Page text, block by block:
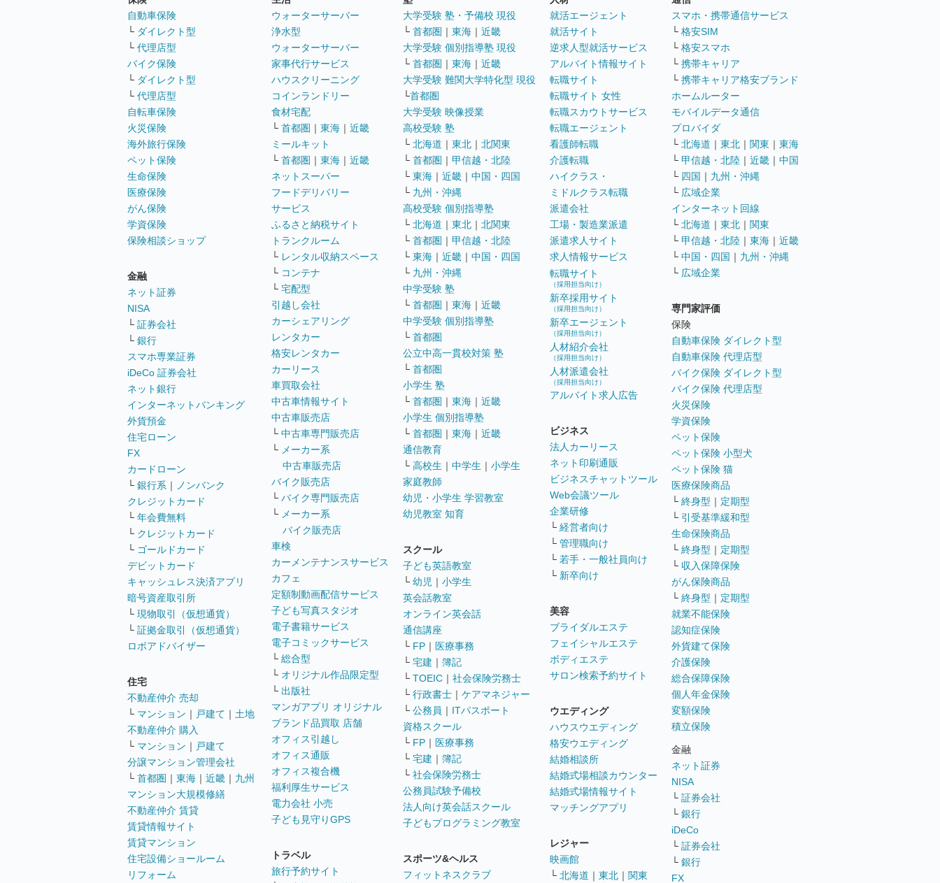
自動車保険
└ ダイレクト型
└ 代理店型
バイク保険
└ ダイレクト型
└ 代理店型
自転車保険
火災保険
海外旅行保険
ペット保険
生命保険
医療保険
がん保険
学資保険
保険相談ショップ
金融
ネット証券
NISA
└ 証券会社
└ 銀行
スマホ専業証券
iDeCo 証券会社
ネット銀行
インターネットバンキング
外貨預金
住宅ローン
FX
カードローン
└ 銀行系 ｜
ノンバンク
クレジットカード
└ 年会費無料
└ クレジットカード
└ ゴールドカード
デビットカード
キャッシュレス決済アプリ
暗号資産取引所
└ 現物取引（仮想通貨）
└ 証拠金取引（仮想通貨）
ロボアドバイザー
住宅
不動産仲介 売却
└ マンション ｜ 戸建て ｜ 土地
不動産仲介 購入
└ マンション ｜ 戸建て
分譲マンション管理会社
└ 首都圏 ｜ 東海 ｜ 近畿 ｜ 九州
マンション大規模修繕
不動産仲介 賃貸
賃貸情報サイト
賃貸マンション
住宅設備ショールーム
リフォーム
ウォーターサーバー
浄水型
ウォーターサーバー
家事代行サービス
ハウスクリーニング
コインランドリー
食材宅配
└ 首都圏 ｜ 東海 ｜ 近畿
ミールキット
└ 首都圏 ｜ 東海 ｜ 近畿
ネットスーパー
フードデリバリー
サービス
ふるさと納税サイト
トランクルーム
└ レンタル収納スペース
└ コンテナ
└ 宅配型
引越し会社
カーシェアリング
レンタカー
格安レンタカー
カーリース
車買取会社
中古車情報サイト
中古車販売店
└ 中古車専門販売店
└ メーカー系
中古車販売店
バイク販売店
└ バイク専門販売店
└ メーカー系
バイク販売店
車検
カーメンテナンスサービス
カフェ
定額制動画配信サービス
子ども写真スタジオ
電子書籍サービス
電子コミックサービス
└ 総合型
└ オリジナル作品限定型
└ 出版社
マンガアプリ オリジナル
ブランド品買取 店舗
オフィス引越し
オフィス通販
オフィス複合機
福利厚生サービス
電力会社 小売
子ども見守りGPS
トラベル
旅行予約サイト
大学受験 塾・予備校 現役
└ 首都圏 ｜ 東海 ｜ 近畿
大学受験 個別指導塾 現役
└ 首都圏 ｜ 東海 ｜ 近畿
大学受験 難関大学特化型 現役
└首都圏
大学受験 映像授業
高校受験 塾
└ 北海道 ｜ 東北 ｜ 北関東
└ 首都圏 ｜ 甲信越・北陸
└ 東海 ｜ 近畿 ｜ 中国・四国
└ 九州・沖縄
高校受験 個別指導塾
└ 北海道 ｜ 東北 ｜ 北関東
└ 首都圏 ｜ 甲信越・北陸
└ 東海 ｜ 近畿 ｜ 中国・四国
└ 九州・沖縄
中学受験 塾
└ 首都圏 ｜ 東海 ｜ 近畿
中学受験 個別指導塾
└ 首都圏
公立中高一貫校対策 塾
└ 首都圏
小学生 塾
└ 首都圏 ｜ 東海 ｜ 近畿
小学生 個別指導塾
└ 首都圏 ｜ 東海 ｜ 近畿
通信教育
└ 高校生 ｜ 中学生 ｜ 小学生
家庭教師
幼児・小学生 学習教室
幼児教室 知育
スクール
子ども英語教室
└ 幼児 ｜ 小学生
英会話教室
オンライン英会話
通信講座
└ FP ｜ 医療事務
└ 宅建 ｜ 簿記
└ TOEIC ｜ 社会保険労務士
└ 行政書士 ｜ ケアマネジャー
└ 公務員 ｜ ITパスポート
資格スクール
└ FP ｜ 医療事務
└ 宅建 ｜ 簿記
└ 社会保険労務士
公務員試験予備校
法人向け英会話スクール
子どもプログラミング教室
スポーツ&ヘルス
フィットネスクラブ
就活エージェント
就活サイト
逆求人型就活サービス
アルバイト情報サイト
転職サイト
転職サイト 女性
転職スカウトサービス
転職エージェント
看護師転職
介護転職
ハイクラス・
ミドルクラス転職
派遣会社
工場・製造業派遣
派遣求人サイト
求人情報サービス
転職サイト
（採用担当向け）
新卒採用サイト
（採用担当向け）
新卒エージェント
（採用担当向け）
人材紹介会社
（採用担当向け）
人材派遣会社
（採用担当向け）
アルバイト求人広告
ビジネス
法人カーリース
ネット印刷通販
ビジネスチャットツール
Web会議ツール
企業研修
└ 経営者向け
└ 管理職向け
└ 若手・一般社員向け
└ 新卒向け
美容
ブライダルエステ
フェイシャルエステ
ボディエステ
サロン検索予約サイト
ウエディング
ハウスウエディング
格安ウエディング
結婚相談所
結婚式場相談カウンター
結婚式場情報サイト
マッチングアプリ
レジャー
映画館
└ 北海道 ｜ 東北 ｜ 関東
スマホ・携帯通信サービス
└ 格安SIM
└ 格安スマホ
└ 携帯キャリア
└ 携帯キャリア格安ブランド
ホームルーター
モバイルデータ通信
プロバイダ
└ 北海道 ｜ 東北 ｜ 関東 ｜ 東海
└ 甲信越・北陸 ｜ 近畿 ｜ 中国
└ 四国 ｜ 九州・沖縄
└ 広域企業
インターネット回線
└ 北海道 ｜ 東北 ｜ 関東
└ 甲信越・北陸 ｜ 東海 ｜ 近畿
└ 中国・四国 ｜ 九州・沖縄
└ 広域企業
専門家評価
保険
自動車保険 ダイレクト型
自動車保険 代理店型
バイク保険 ダイレクト型
バイク保険 代理店型
火災保険
学資保険
ペット保険
ペット保険 小型犬
ペット保険 猫
医療保険商品
└ 終身型 ｜ 定期型
└ 引受基準緩和型
生命保険商品
└ 終身型 ｜ 定期型
└ 収入保障保険
がん保険商品
└ 終身型 ｜ 定期型
就業不能保険
認知症保険
外貨建て保険
介護保険
総合保障保険
個人年金保険
変額保険
積立保険
金融
ネット証券
NISA
└ 証券会社
└ 銀行
iDeCo
└ 証券会社
└ 銀行
FX